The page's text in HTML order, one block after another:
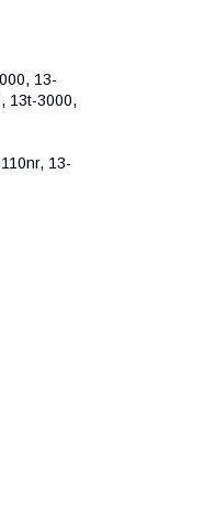
13-
13t-3000,
13-